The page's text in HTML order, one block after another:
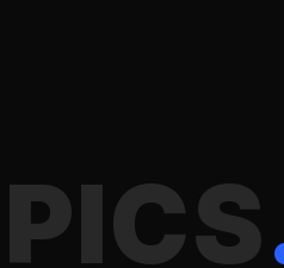
PICS